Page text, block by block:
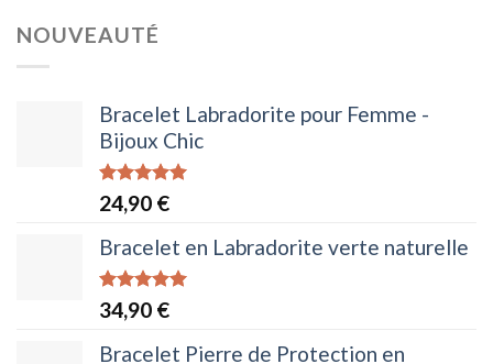
NOUVEAUTÉ
Bracelet Labradorite pour Femme -
Bijoux Chic
Note5.00
sur 5
24,90 €
Bracelet en Labradorite verte naturelle
Note5.00
sur 5
34,90 €
Bracelet Pierre de Protection en